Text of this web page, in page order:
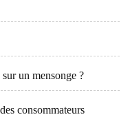
un mensonge ?
consommateurs